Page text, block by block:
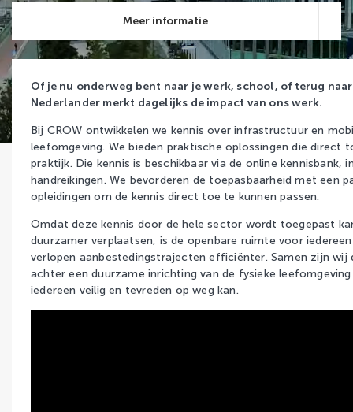
Meer informatie
Over het kennisnetwerk
Lidmaatschap
Of je nu onderweg bent naar je werk, school, of terug
Nederlander merkt dagelijks de impact van ons werk.
Bij CROW ontwikkelen we kennis over infrastructuur en
leefomgeving. We bieden praktische oplossingen die direct
praktijk. Die kennis is beschikbaar via de online kennisbank,
handreikingen. We bevorderen de toepasbaarheid met een
opleidingen om de kennis direct toe te kunnen passen.
Omdat deze kennis door de hele sector wordt toegepast
duurzamer verplaatsen, is de openbare ruimte voor
verlopen aanbestedingstrajecten efficiënter. Samen zijn wij
achter een duurzame inrichting van de fysieke
iedereen veilig en tevreden op weg kan.